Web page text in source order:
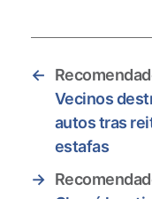
←
Vecinos
autos tras
estafas
→